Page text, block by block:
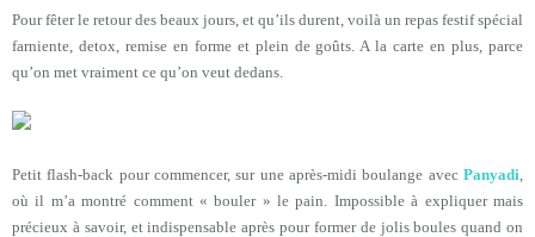
Pour fêter le retour des beaux jours, et qu’ils durent, voilà un repas festif spécial
farniente, detox, remise en forme et plein de goûts. A la carte en plus, parce
qu’on met vraiment ce qu’on veut dedans.
Petit flash-back pour commencer, sur une après-midi boulange avec Panyadi
où il m’a montré comment « bouler » le pain. Impossible à expliquer mais
précieux à savoir, et indispensable après pour former de jolis boules quand on